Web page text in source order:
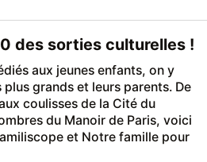
des sorties culturelles !
aux jeunes enfants, on y
grands et leurs parents. De
coulisses de la Cité du
du Manoir de Paris, voici
et Notre famille pour